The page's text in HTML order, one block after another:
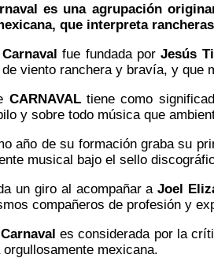
es una agrupación
que interpreta
fue fundada por Jesús
de viento ranchera y bravía, y que
CARNAVALtiene como
y sobre todo música que
año de su formación graba su
musical bajo el sello
un giro al acompañar aJoel
compañeros de profesión y
es considerada por la
orgullosamente mexicana.